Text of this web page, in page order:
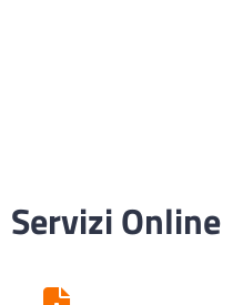
Servizi Online